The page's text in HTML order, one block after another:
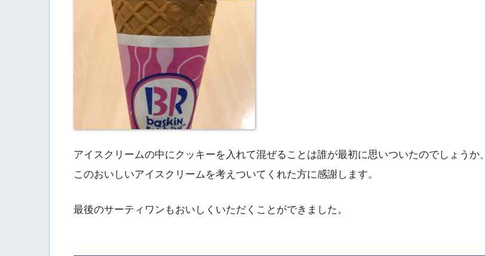
アイスクリームの中にクッキーを入れて混ぜることは誰が最初に思いついたのでしょうか、
このおいしいアイスクリームを考えついてくれた方に感謝します。
最後のサーティワンもおいしくいただくことができました。